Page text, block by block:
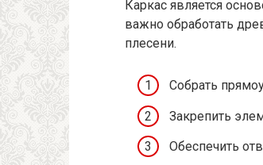
Каркас является
важно обработать
плесени.
Собрать
Закрепить
Обеспечить